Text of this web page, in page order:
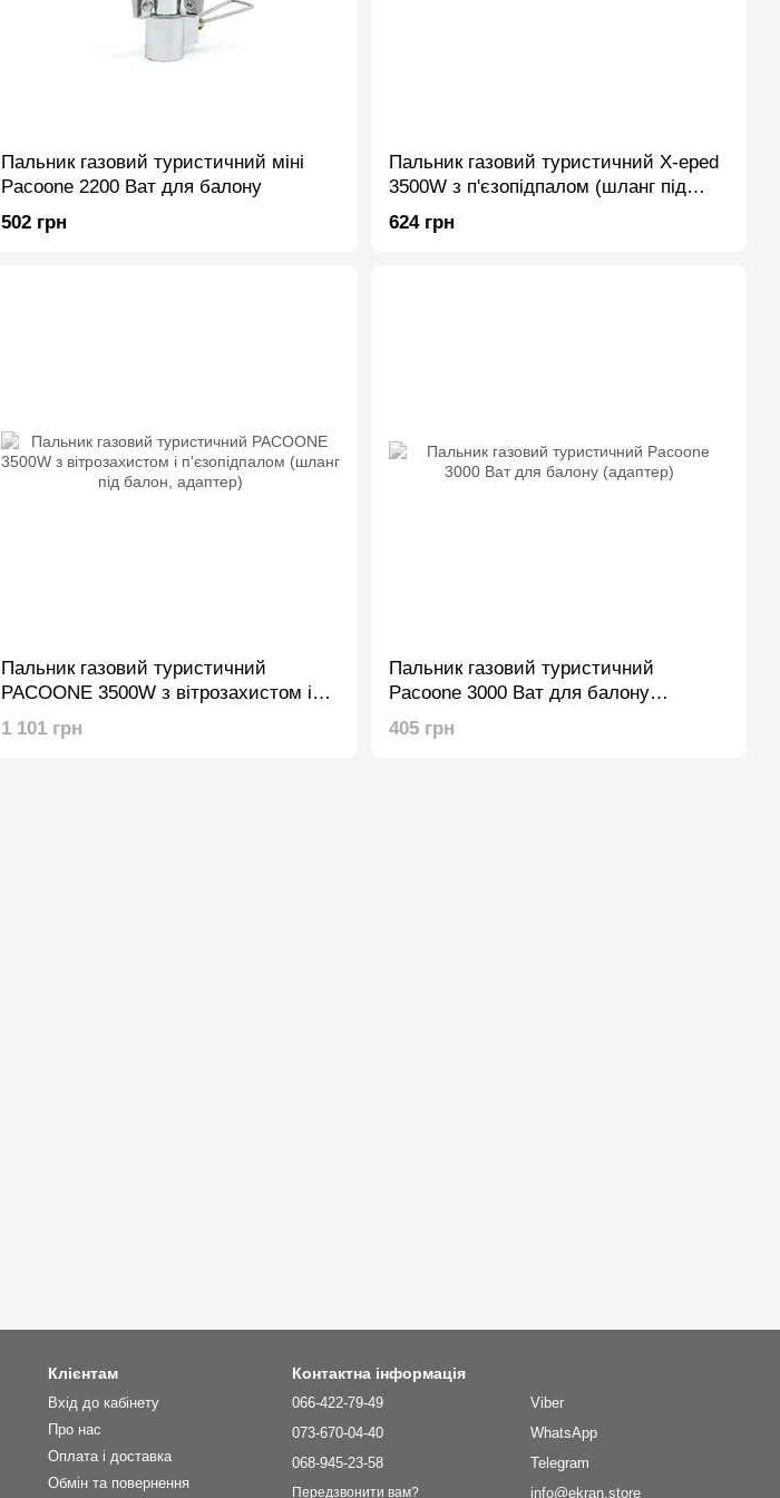
Пальник газовий туристичний міні
Pacoone 2200 Ват для балону
502 грн
Пальник газовий туристичний X-eped
3500W з п'єзопідпалом (шланг під
балон, адаптер)
624 грн
Пальник газовий туристичний
PACOONE 3500W з вітрозахистом і
п'єзопідпалом (шланг під балон,
адаптер)
1 101 грн
Пальник газовий туристичний
Pacoone 3000 Ват для балону
(адаптер)
405 грн
Клієнтам
Вхід до кабінету
Про нас
Оплата і доставка
Обмін та повернення
Контактна інформація
066-422-79-49
073-670-04-40
068-945-23-58
Передзвонити вам?
Viber
WhatsApp
Telegram
info@ekran.store